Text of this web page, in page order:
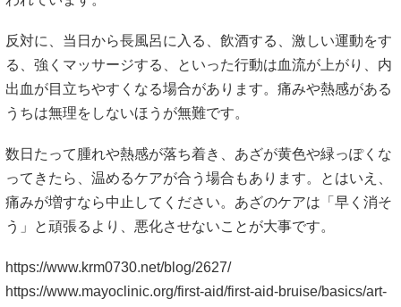
反対に、当日から長風呂に入る、飲酒する、激しい運動をす
る、強くマッサージする、といった行動は血流が上がり、内
出血が目立ちやすくなる場合があります。痛みや熱感がある
うちは無理をしないほうが無難です。
数日たって腫れや熱感が落ち着き、あざが黄色や緑っぽくな
ってきたら、温めるケアが合う場合もあります。とはいえ、
痛みが増すなら中止してください。あざのケアは「早く消そ
う」と頑張るより、悪化させないことが大事です。
https://www.krm0730.net/blog/2627/
https://www.mayoclinic.org/first-aid/first-aid-bruise/basics/art-